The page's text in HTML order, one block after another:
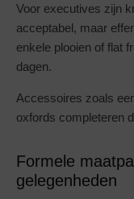
Voor executives zijn
acceptabel, maar
enkele plooien of flat
dagen.
Accessoires zoals
oxfords completeren
Formele
gelegenheden